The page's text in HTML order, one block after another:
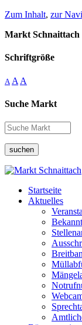
Zum Inhalt, zur
Markt Schnaittach
Schriftgröße
A A A
Suche Markt
suchen
Startseite
Aktuelles